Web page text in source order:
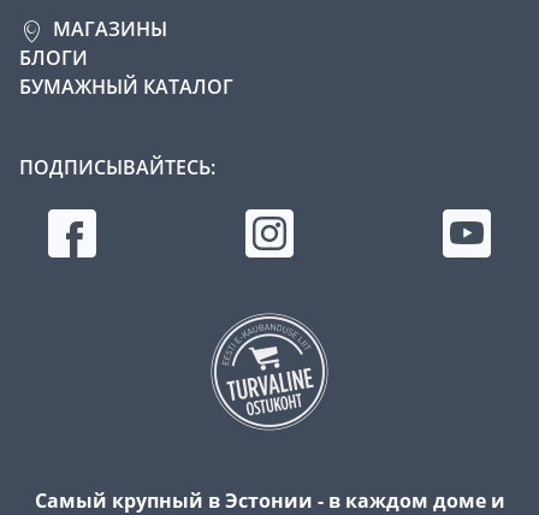
МАГАЗИНЫ
БЛОГИ
БУМАЖНЫЙ КАТАЛОГ
ПОДПИСЫВАЙТЕСЬ:
Самый крупный в Эстонии - в каждом доме и